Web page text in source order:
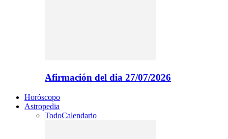
Afirmación del dia 27/07/2026
Horóscopo
Astropedia
TodoCalendario